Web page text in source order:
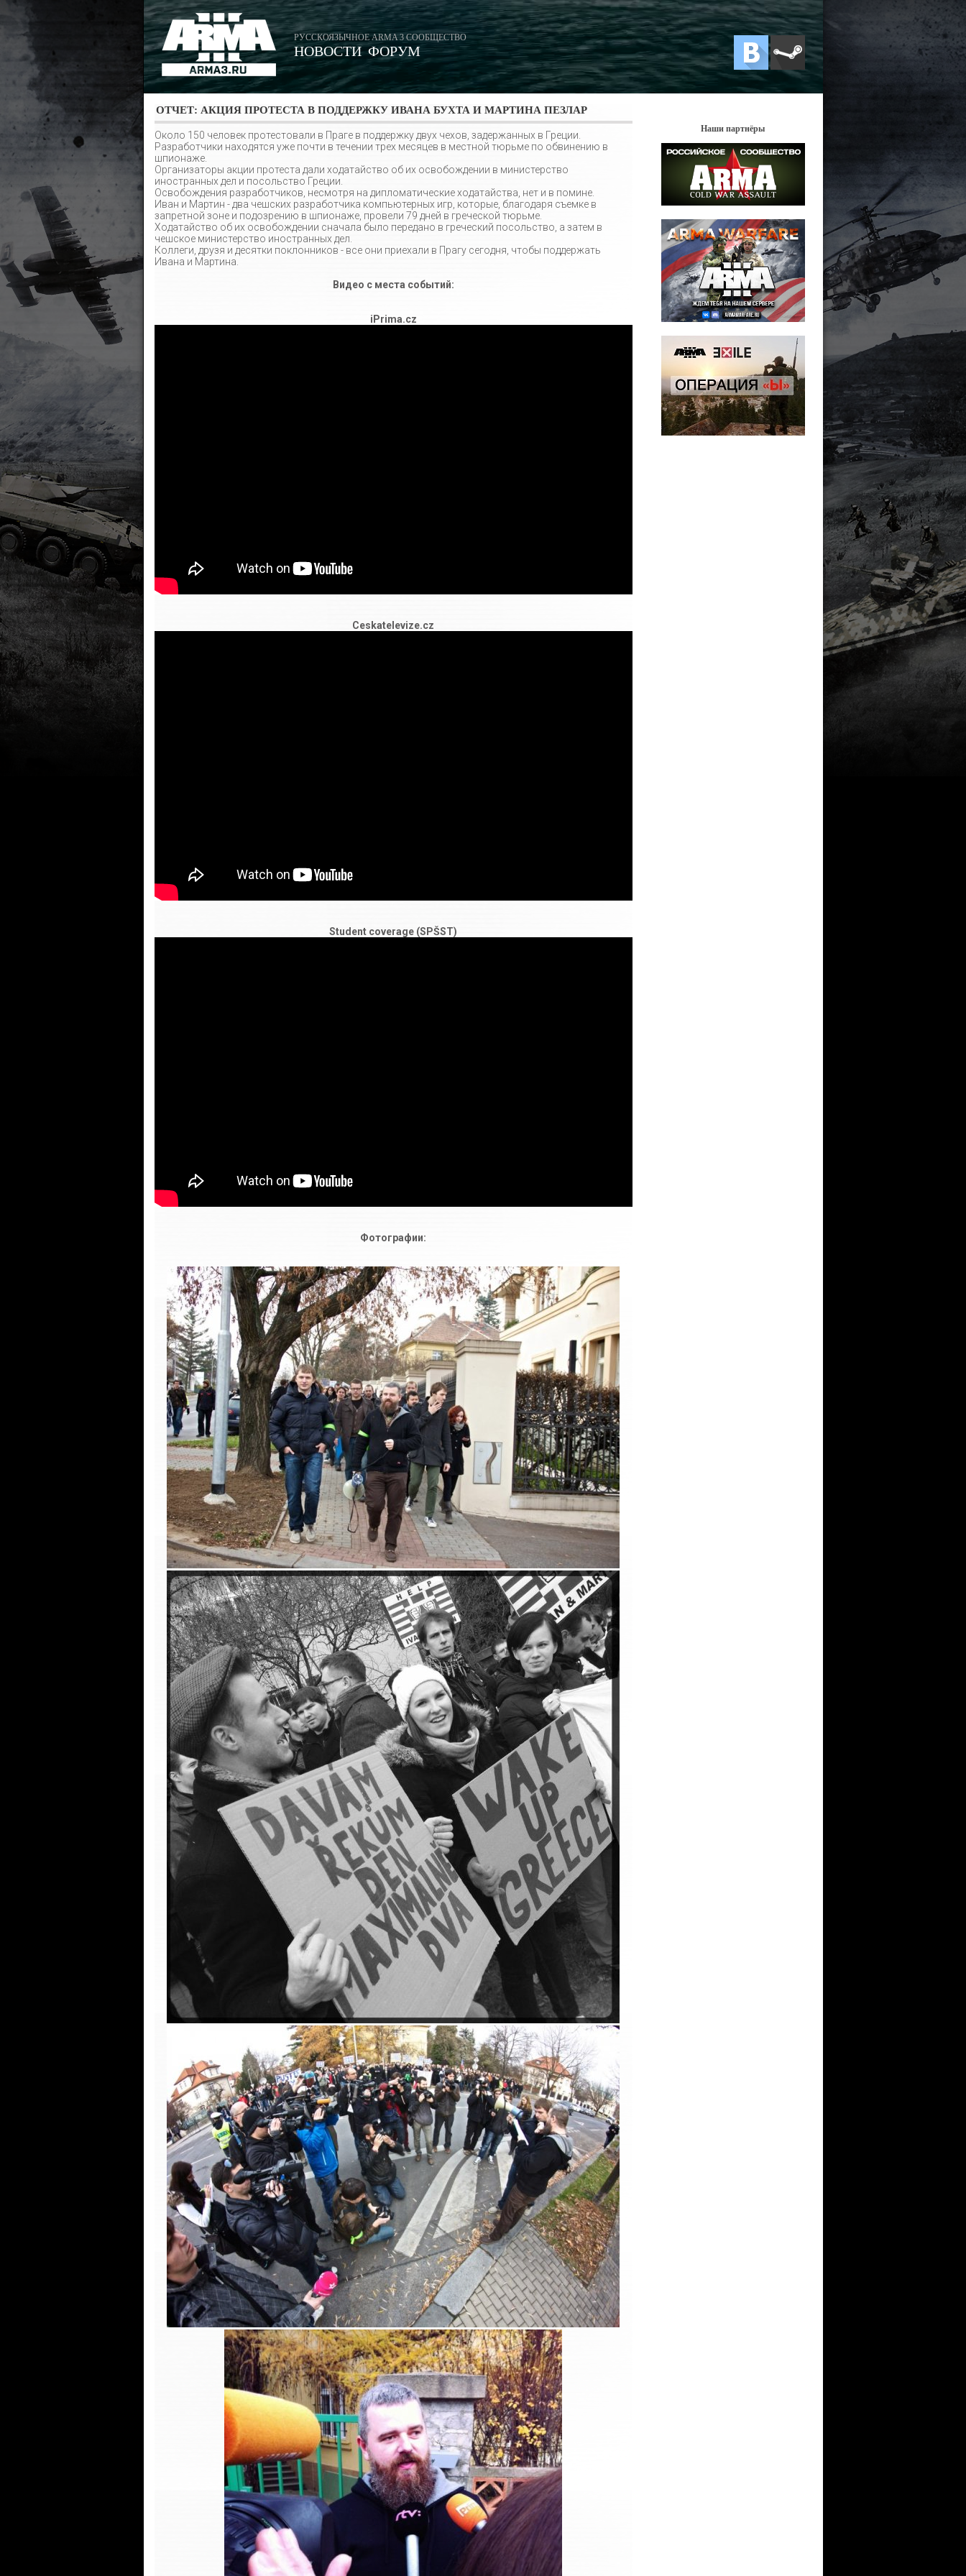
РУССКОЯЗЫЧНОЕ ARMA 3 СООБЩЕСТВО
НОВОСТИ ФОРУМ
ОТЧЕТ: АКЦИЯ ПРОТЕСТА В ПОДДЕРЖКУ ИВАНА БУХТА И МАРТИНА ПЕЗЛАР
Около 150 человек протестовали в Праге в поддержку двух чехов, задержанных в Греции.
Разработчики находятся уже почти в течении трех месяцев в местной тюрьме по обвинению в
шпионаже.
Организаторы акции протеста дали ходатайство об их освобождении в министерство
иностранных дел и посольство Греции.
Освобождения разработчиков, несмотря на дипломатические ходатайства, нет и в помине.
Иван и Мартин - два чешских разработчика компьютерных игр, которые, благодаря съемке в
запретной зоне и подозрению в шпионаже, провели 79 дней в греческой тюрьме.
Ходатайство об их освобождении сначала было передано в греческий посольство, а затем в
чешское министерство иностранных дел.
Коллеги, друзя и десятки поклонников - все они приехали в Прагу сегодня, чтобы поддержать
Ивана и Мартина.
Видео с места событий:
iPrima.cz
Ceskatelevize.cz
Student coverage (SPŠST)
Фотографии:
Наши партнёры